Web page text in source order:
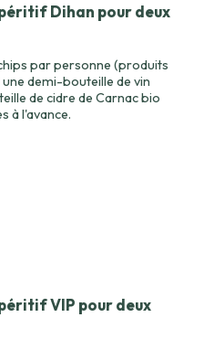
Dihan pour deux
par personne (produits
demi-bouteille de vin
de cidre de Carnac bio
à l'avance.
VIP pour deux